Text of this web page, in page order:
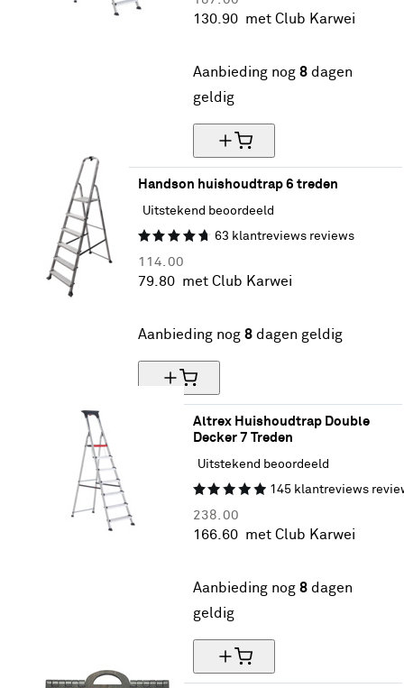
130. 90 met Club Karwei
Aanbieding nog 8 dagen
geldig
Handson huishoudtrap 6 treden
Uitstekend beoordeeld
63 klantreviews reviews
114. 00
79. 80 met Club Karwei
Aanbieding nog 8 dagen geldig
Altrex Huishoudtrap Double
Decker 7 Treden
Uitstekend beoordeeld
145 klantreviews
238. 00
166. 60 met Club Karwei
Aanbieding nog 8 dagen
geldig